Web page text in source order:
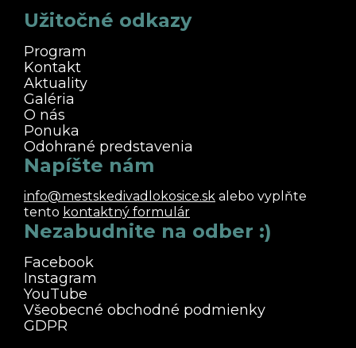
Užitočné odkazy
Program
Kontakt
Aktuality
Galéria
O nás
Ponuka
Odohrané predstavenia
Napíšte nám
info@mestskedivadlokosice.sk alebo vyplňte
tento kontaktný formulár
Nezabudnite na odber :)
Facebook
Instagram
YouTube
Všeobecné obchodné podmienky
GDPR